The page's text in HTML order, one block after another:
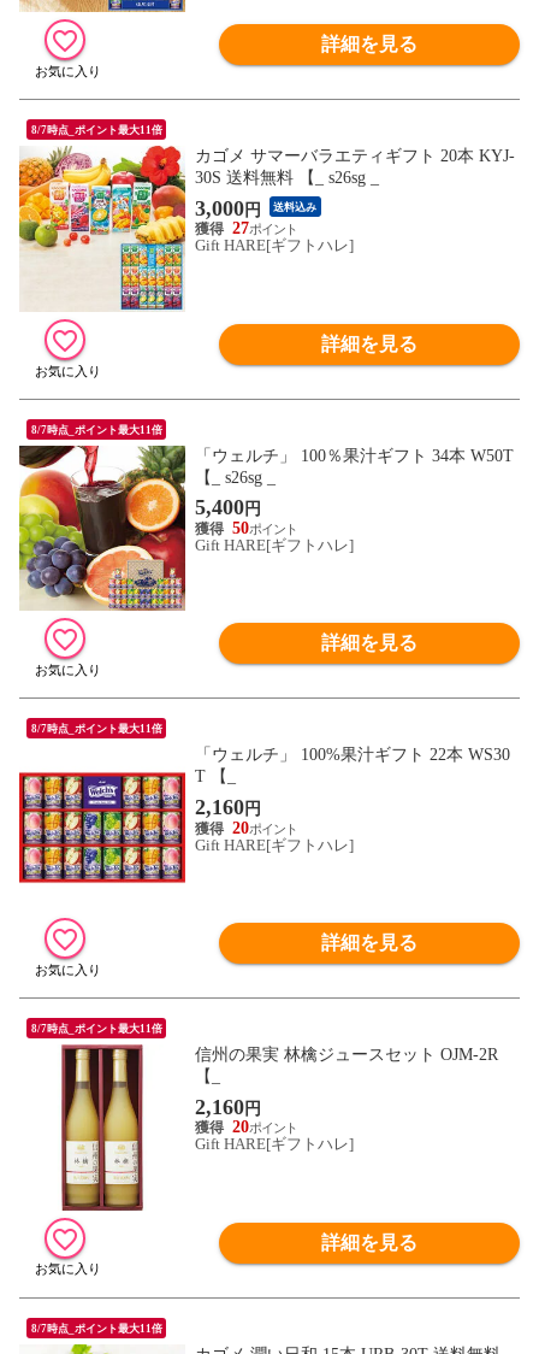
詳細を見る
8/7時点_ポイント最大11倍
カゴメ サマーバラエティギフト 20本 KYJ-
30S 送料無料 【_ s26sg _
3,000円 送料込み
27
Gift HARE[ギフトハレ]
詳細を見る
8/7時点_ポイント最大11倍
「ウェルチ」 100％果汁ギフト 34本 W50T
【_ s26sg _
5,400円
50
Gift HARE[ギフトハレ]
詳細を見る
8/7時点_ポイント最大11倍
「ウェルチ」 100%果汁ギフト 22本 WS30
T 【_
2,160円
20
Gift HARE[ギフトハレ]
詳細を見る
8/7時点_ポイント最大11倍
信州の果実 林檎ジュースセット OJM-2R
【_
2,160円
20
Gift HARE[ギフトハレ]
詳細を見る
8/7時点_ポイント最大11倍